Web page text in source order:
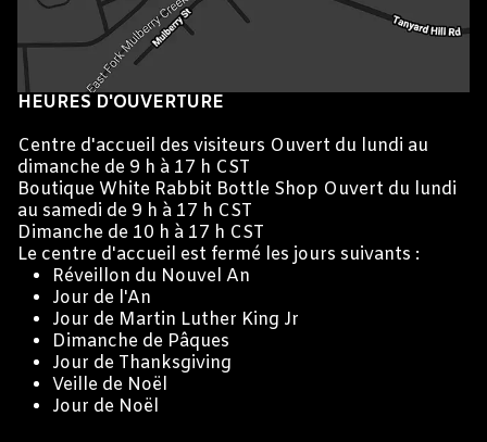
HEURES D'OUVERTURE
Centre d'accueil des visiteurs Ouvert du lundi au
dimanche de 9 h à 17 h CST
Boutique White Rabbit Bottle Shop Ouvert du lundi
au samedi de 9 h à 17 h CST
Dimanche de 10 h à 17 h CST
Le centre d'accueil est fermé les jours suivants :
Réveillon du Nouvel An
Jour de l'An
Jour de Martin Luther King Jr
Dimanche de Pâques
Jour de Thanksgiving
Veille de Noël
Jour de Noël